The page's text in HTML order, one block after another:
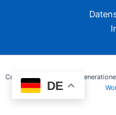
Copyright © 2026
DE